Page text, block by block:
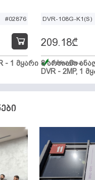
#02876
- 1 მყარი
DVR-108G-K1(S)
8 არხიანი
DVR - 2MP, 1
209.18₾
მარაგშია